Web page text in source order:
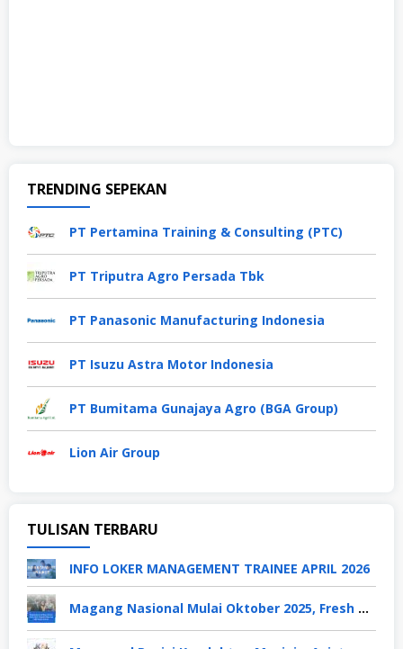
TRENDING SEPEKAN
PT Pertamina Training & Consulting (PTC)
PT Triputra Agro Persada Tbk
PT Panasonic Manufacturing Indonesia
PT Isuzu Astra Motor Indonesia
PT Bumitama Gunajaya Agro (BGA Group)
Lion Air Group
TULISAN TERBARU
INFO LOKER MANAGEMENT TRAINEE APRIL 2026
Magang Nasional Mulai Oktober 2025, Fresh Graduate Dapat Gaji UMP Selama 6 Bulan